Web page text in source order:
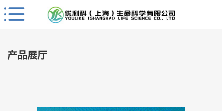
Close
首
产品展厅